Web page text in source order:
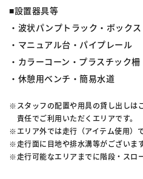
■設置器具等
・波状パンプトラック・ボック
・マニュアル台・パイプレール
・カラーコーン・プラスチック
・休憩用ベンチ・簡易水道
スタッフの配置や用具の貸し出しは
責任でご利用いただくエリアです。
エリア外では走行（アイテム使用）
走行面に目地や排水溝等がございま
走行可能なエリアまでに階段・スロ